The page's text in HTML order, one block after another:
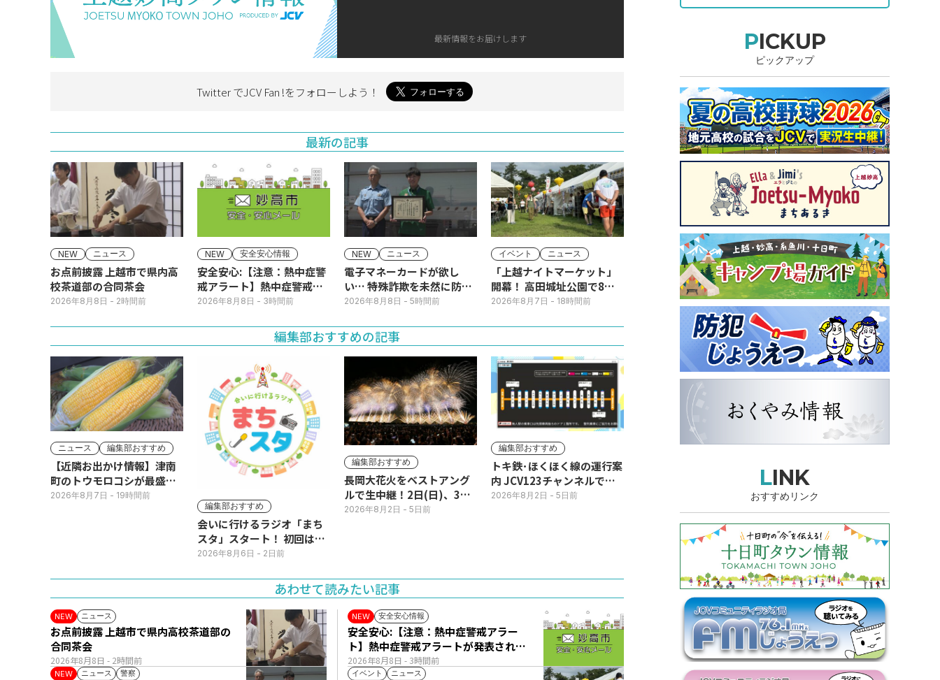
最新情報をお届けします
Twitter でJCV Fan !をフォローしよう！
最新の記事
NEW ニュース
お点前披露 上越市で県内高
校茶道部の合同茶会
2026年8月8日 - 2時間前
NEW 安全安心情報
安全安心:【注意：熱中症警
戒アラート】熱中症警戒ア
ラートが発表されていま
2026年8月8日 - 3時間前
NEW ニュース
電子マネーカードが欲し
い… 特殊詐欺を未然に防
ぐ！コンビニ店員に感謝状
2026年8月8日 - 5時間前
イベント ニュース
「上越ナイトマーケット」
開幕！ 高田城址公園で8日
(土)まで
2026年8月7日 - 18時間前
編集部おすすめの記事
ニュース 編集部おすすめ
【近隣お出かけ情報】津南
町のトウモロコシが最盛
期！国道ロードサイドの直
2026年8月7日 - 19時間前
編集部おすすめ
会いに行けるラジオ「まち
スタ」スタート！ 初回は11
日(火･祝) 公開生放送
2026年8月6日 - 2日前
編集部おすすめ
長岡大花火をベストアング
ルで生中継！2日(日)、3日
(月)
2026年8月2日 - 5日前
編集部おすすめ
トキ鉄･ほくほく線の運行案
内 JCV123チャンネルで平
日毎朝表示
2026年8月2日 - 5日前
あわせて読みたい記事
NEW ニュース
2026年8月8日 - 2時間前
お点前披露 上越市で県内高校茶道部の
合同茶会
NEW 安全安心情報
2026年8月8日 - 3時間前
安全安心:【注意：熱中症警戒アラー
ト】熱中症警戒アラートが発表されて
います。
NEW ニュース 警察 イベント ニュース
PICKUP
ピックアップ
LINK
おすすめリンク